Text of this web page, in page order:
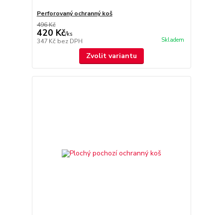
Perforovaný ochranný koš
496 Kč
420 Kč/ks
347 Kč bez DPH Skladem
Zvolit variantu